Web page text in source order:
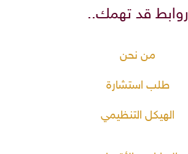
روابط قد تهمك..
من نحن
طلب استشارة
الهيكل التنظيمي